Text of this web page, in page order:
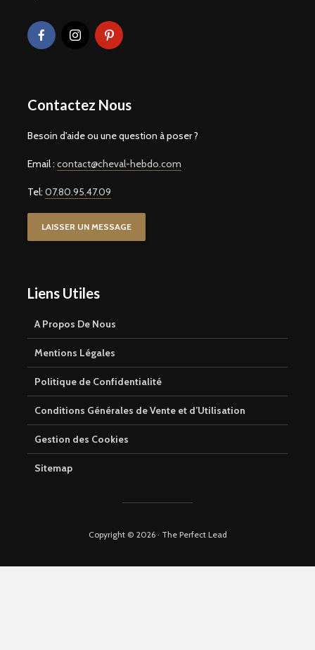
Contactez Nous
Besoin d'aide ou une question à poser ?
Email : contact@cheval-hebdo.com
Tel: 07.80.95.47.09
LAISSER UN MESSAGE
Liens Utiles
A Propos De Nous
Mentions Légales
Politique de Confidentialité
Conditions Générales de Vente et d’Utilisation
Gestion des Cookies
Sitemap
Copyright © 2026 · The Perfect Lead